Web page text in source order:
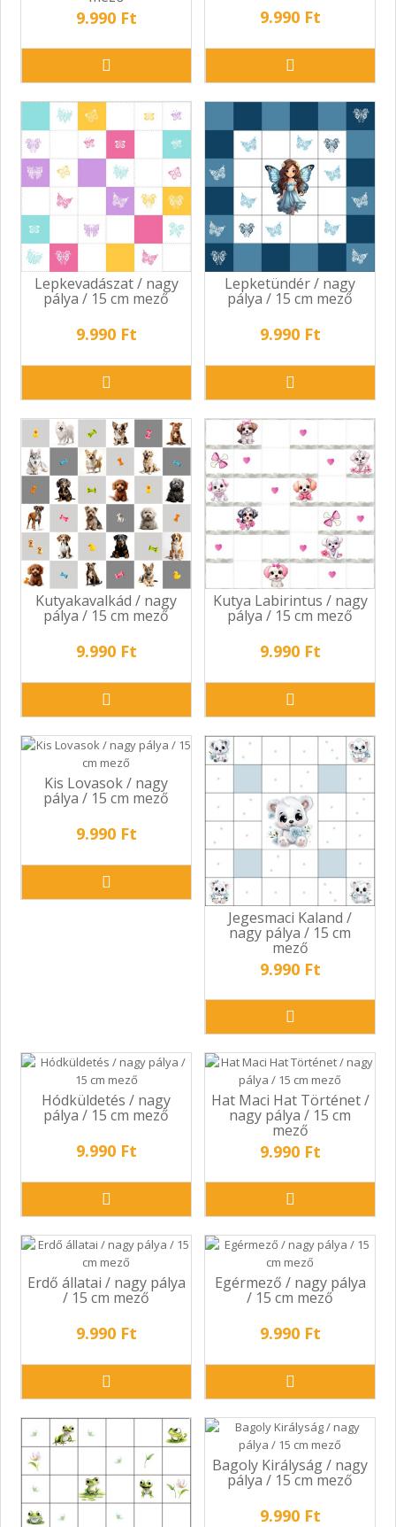
9.990 Ft 9.990 Ft
Lepkevadászat / nagy
pálya / 15 cm mező
9.990 Ft
Lepketündér / nagy
pálya / 15 cm mező
9.990 Ft
Kutyakavalkád / nagy
pálya / 15 cm mező
9.990 Ft
Kutya Labirintus / nagy
pálya / 15 cm mező
9.990 Ft
Kis Lovasok / nagy
pálya / 15 cm mező
9.990 Ft
Jegesmaci Kaland /
nagy pálya / 15 cm
mező
9.990 Ft
Hódküldetés / nagy
pálya / 15 cm mező
9.990 Ft
Hat Maci Hat Történet /
nagy pálya / 15 cm
mező
9.990 Ft
Erdő állatai / nagy pálya
/ 15 cm mező
9.990 Ft
Egérmező / nagy pálya
/ 15 cm mező
9.990 Ft
Bagoly Királyság / nagy
pálya / 15 cm mező
9.990 Ft